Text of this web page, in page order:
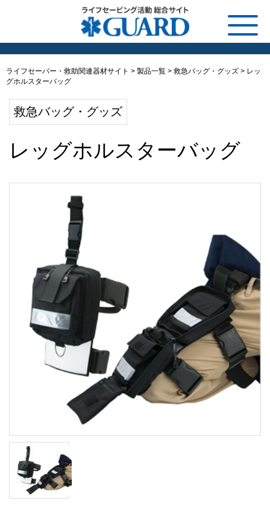
ライフセーバー・救助関連器材サイト > 製品一覧 > 救急バッグ・グッズ > レッ
グホルスターバッグ
救急バッグ・グッズ
レッグホルスターバッグ